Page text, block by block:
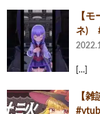
【
ネ) #
[…]
【